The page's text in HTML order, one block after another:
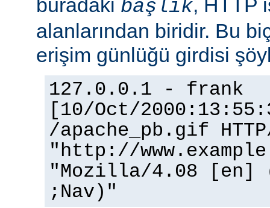
başlık
alanlarından biridir. Bu
erişim günlüğü girdisi
127.0.0.1 - frank
[10/Oct/
/apache_pb.gif
"http://
"Mozilla/4.08 [en]
;Nav)"